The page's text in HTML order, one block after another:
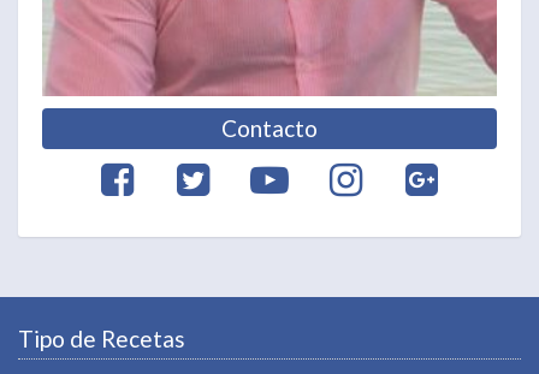
Contacto
Tipo de Recetas